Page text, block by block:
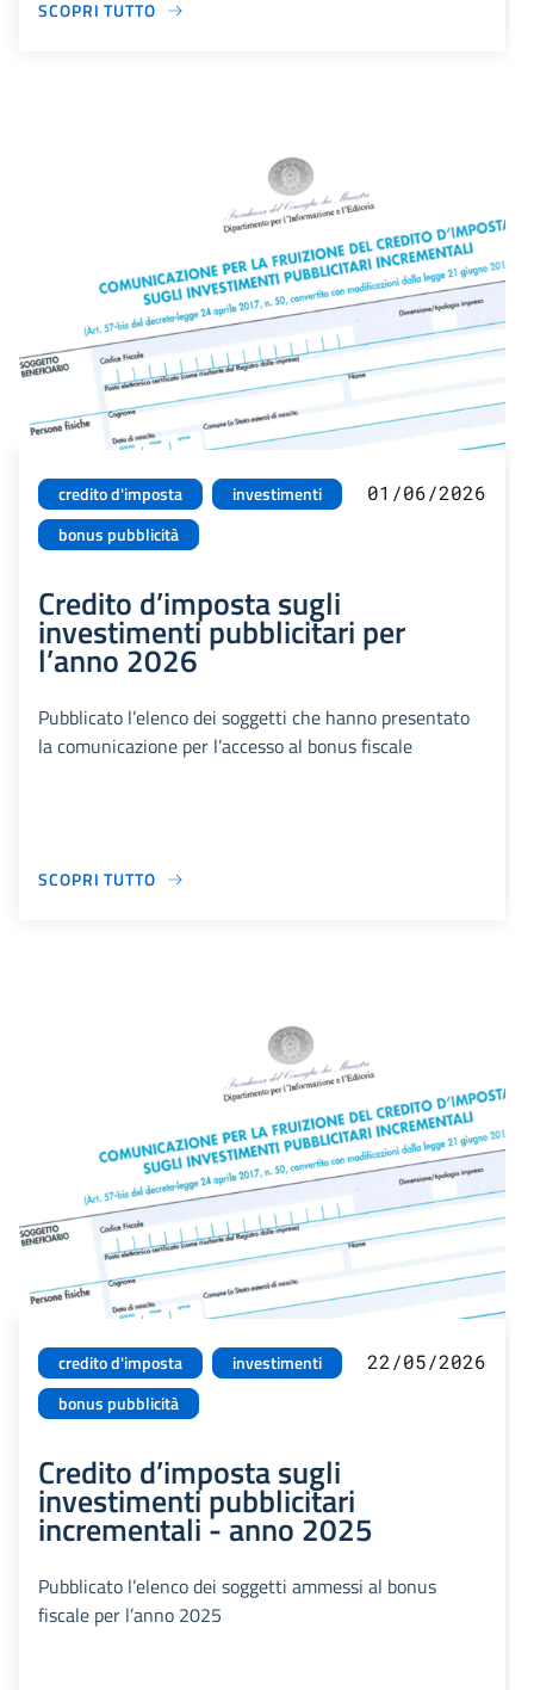
SCOPRI TUTTO
credito d'imposta
investimenti
bonus pubblicità
01/06/2026
Credito d’imposta sugli
investimenti pubblicitari per
l’anno 2026
Pubblicato l’elenco dei soggetti che hanno presentato
la comunicazione per l’accesso al bonus fiscale
SCOPRI TUTTO
credito d'imposta
investimenti
bonus pubblicità
22/05/2026
Credito d’imposta sugli
investimenti pubblicitari
incrementali - anno 2025
Pubblicato l’elenco dei soggetti ammessi al bonus
fiscale per l’anno 2025